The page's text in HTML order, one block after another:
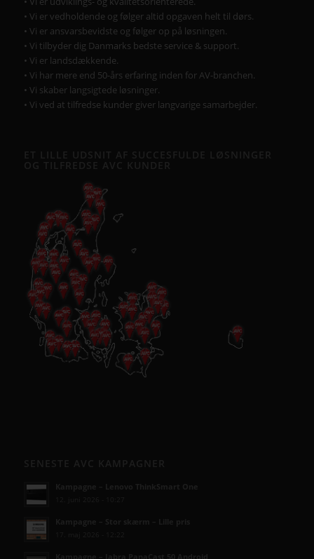
• Vi er vedholdende og følger altid opgaven helt til dørs.
• Vi er ansvarsbevidste og følger op på løsningen.
• Vi tilbyder dig Danmarks bedste service & support.
• Vi er landsdækkende.
• Vi har mere end 50-års erfaring inden for AV-branchen.
• Vi skaber langsigtede løsninger.
• Vi ved at tilfredse kunder giver langvarige samarbejder.